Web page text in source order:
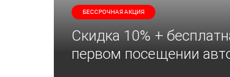
БЕССРОЧНАЯ АКЦИЯ
Скидка 10% +
первом посещении